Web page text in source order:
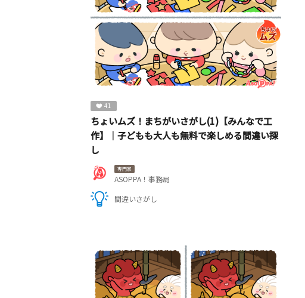
41
ちょいムズ！まちがいさがし(1)【みんなで工
作】｜子どもも大人も無料で楽しめる間違い探
し
専門家
ASOPPA！事務局
間違いさがし